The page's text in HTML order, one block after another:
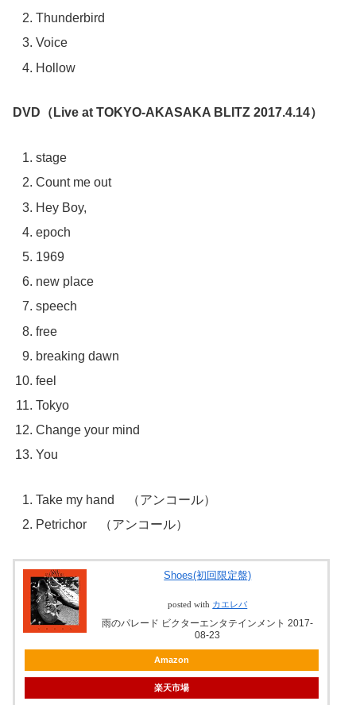
Thunderbird
Voice
Hollow
DVD（Live at TOKYO-AKASAKA BLITZ 2017.4.14）
stage
Count me out
Hey Boy,
epoch
1969
new place
speech
free
breaking dawn
feel
Tokyo
Change your mind
You
Take my hand （アンコール）
Petrichor （アンコール）
Shoes(初回限定盤)
posted with カエレバ
雨のパレード ビクターエンタテインメント 2017-
08-23
Amazon
楽天市場